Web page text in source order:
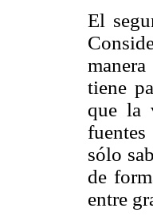
El
tiene
que la
sólo
de
entre